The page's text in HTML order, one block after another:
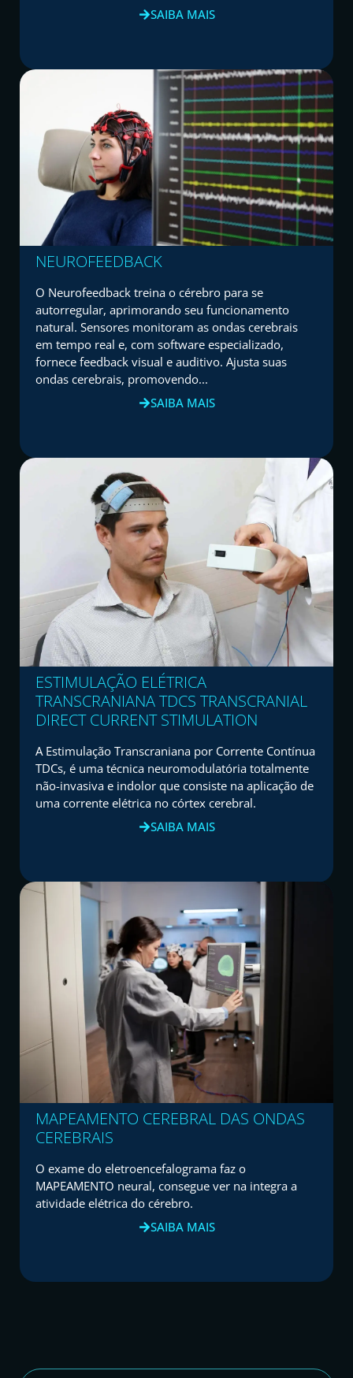
SAIBA MAIS
NEUROFEEDBACK
O Neurofeedback treina o cérebro para se
autorregular, aprimorando seu funcionamento
natural. Sensores monitoram as ondas cerebrais
em tempo real e, com software especializado,
fornece feedback visual e auditivo. Ajusta suas
ondas cerebrais, promovendo...
SAIBA MAIS
ESTIMULAÇÃO ELÉTRICA
TRANSCRANIANA TDCS TRANSCRANIAL
DIRECT CURRENT STIMULATION
A Estimulação Transcraniana por Corrente Contínua
TDCs, é uma técnica neuromodulatória totalmente
não-invasiva e indolor que consiste na aplicação de
uma corrente elétrica no córtex cerebral.
SAIBA MAIS
MAPEAMENTO CEREBRAL DAS ONDAS
CEREBRAIS
O exame do eletroencefalograma faz o
MAPEAMENTO neural, consegue ver na integra a
atividade elétrica do cérebro.
SAIBA MAIS